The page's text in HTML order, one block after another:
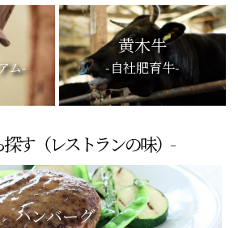
ム-
黄木牛
-自社肥育牛-
す（レストランの味）-
ハンバーグ